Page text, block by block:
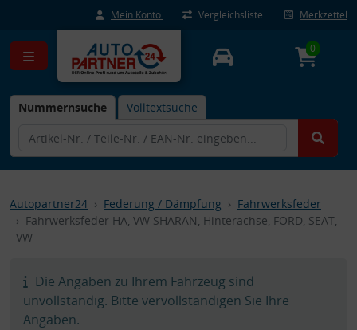
Mein Konto Vergleichsliste Merkzettel
Nummernsuche Volltextsuche
0
Autopartner24 Federung / Dämpfung
Fahrwerksfeder
Fahrwerksfeder HA, VW SHARAN, Hinterachse, FORD, SEAT,
VW
Die Angaben zu Ihrem Fahrzeug sind
unvollständig. Bitte vervollständigen Sie Ihre
Angaben.